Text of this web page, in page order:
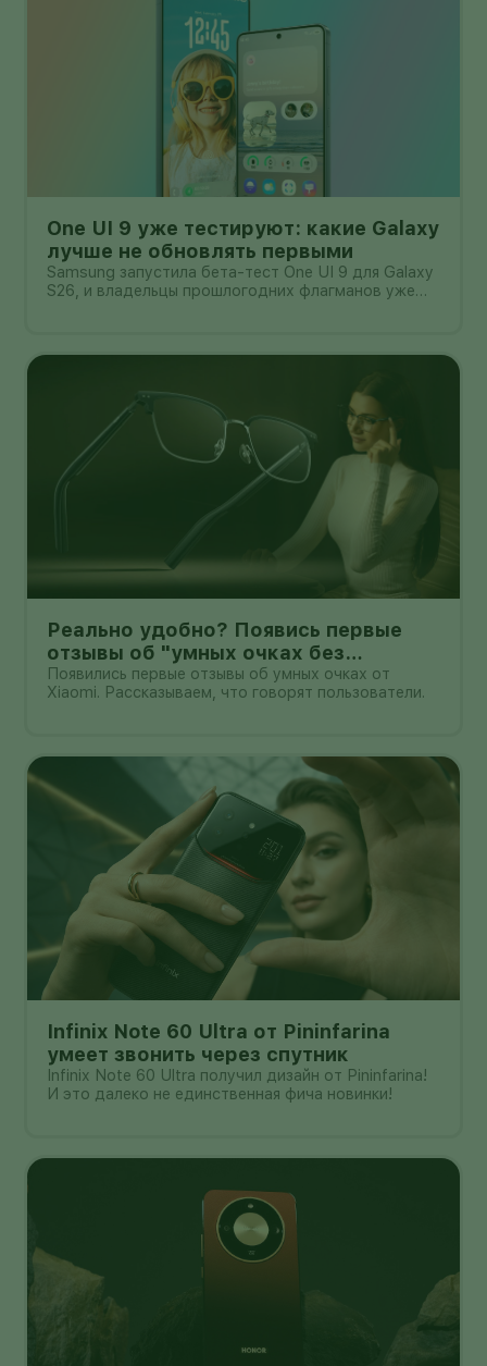
One UI 9 уже тестируют: какие Galaxy
лучше не обновлять первыми
Samsung запустила бета-тест One UI 9 для Galaxy
S26, и владельцы прошлогодних флагманов уже
Реально удобно? Появись первые
отзывы об "умных очках без
дисплея" от Xioami
Появились первые отзывы об умных очках от
Xiaomi. Рассказываем, что говорят пользователи.
Infinix Note 60 Ultra от Pininfarina
умеет звонить через спутник
Infinix Note 60 Ultra получил дизайн от Pininfarina!
И это далеко не единственная фича новинки!